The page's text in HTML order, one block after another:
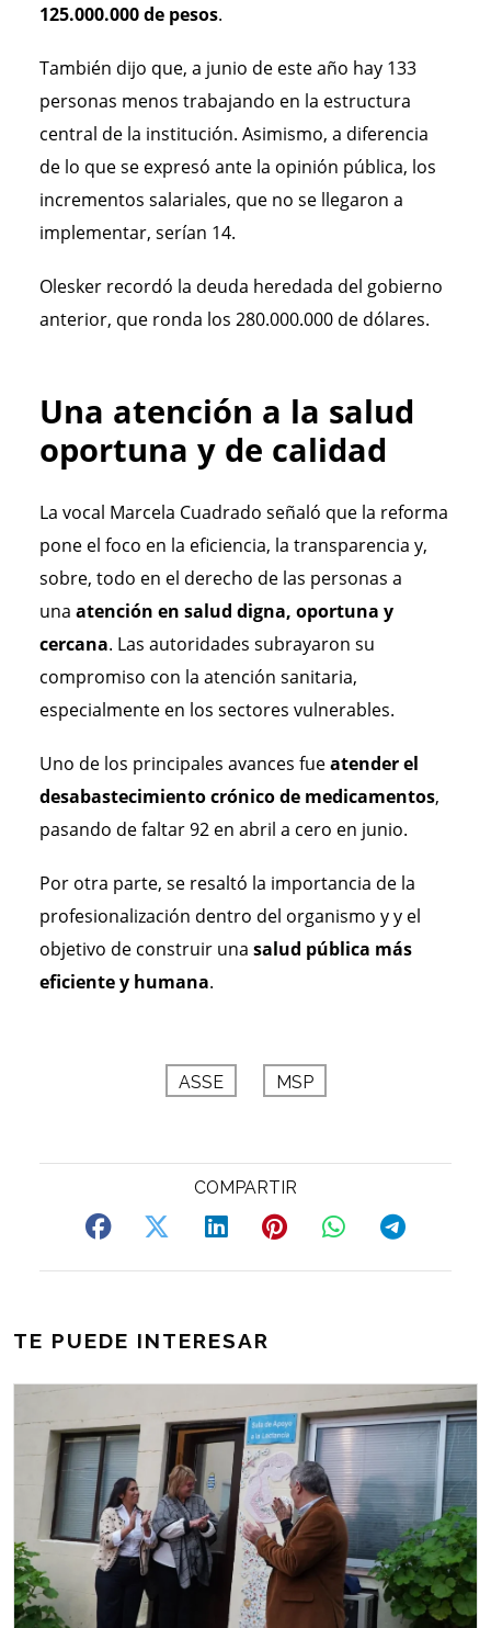
125.000.000 de pesos.
También dijo que, a junio de este año hay 133
personas menos trabajando en la estructura
central de la institución. Asimismo, a diferencia
de lo que se expresó ante la opinión pública, los
incrementos salariales, que no se llegaron a
implementar, serían 14.
Olesker recordó la deuda heredada del gobierno
anterior, que ronda los 280.000.000 de dólares.
Una atención a la salud
oportuna y de calidad
La vocal Marcela Cuadrado señaló que la reforma
pone el foco en la eficiencia, la transparencia y,
sobre, todo en el derecho de las personas a
una atención en salud digna, oportuna y
cercana. Las autoridades subrayaron su
compromiso con la atención sanitaria,
especialmente en los sectores vulnerables.
Uno de los principales avances fueatender el
desabastecimiento crónico de medicamentos,
pasando de faltar 92 en abril a cero en junio.
Por otra parte, se resaltó la importancia de la
profesionalización dentro del organismo y y el
objetivo de construir una salud pública más
eficiente y humana.
ASSE MSP
TE PUEDE INTERESAR